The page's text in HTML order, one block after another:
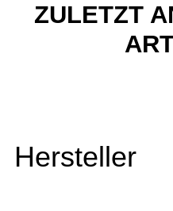
ZULETZT
Hersteller